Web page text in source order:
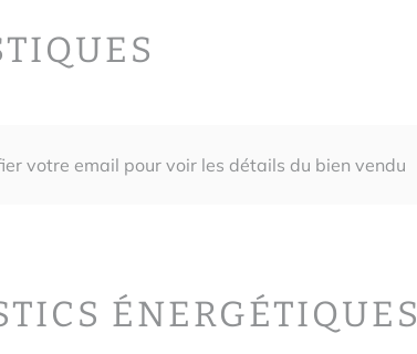
votre email pour voir les détails du bien vendu
ÉNERGÉTIQUES